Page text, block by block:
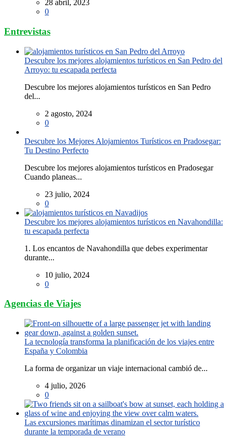
28 abril, 2023
0
Entrevistas
Descubre los mejores alojamientos turísticos en San Pedro del
Arroyo: tu escapada perfecta
Descubre los mejores alojamientos turísticos en San Pedro
del...
2 agosto, 2024
0
Descubre los Mejores Alojamientos Turísticos en Pradosegar:
Tu Destino Perfecto
Descubre los mejores alojamientos turísticos en Pradosegar
Cuando planeas...
23 julio, 2024
0
Descubre los mejores alojamientos turísticos en Navahondilla:
tu escapada perfecta
1. Los encantos de Navahondilla que debes experimentar
durante...
10 julio, 2024
0
Agencias de Viajes
La tecnología transforma la planificación de los viajes entre
España y Colombia
La forma de organizar un viaje internacional cambió de...
4 julio, 2026
0
Las excursiones marítimas dinamizan el sector turístico
durante la temporada de verano